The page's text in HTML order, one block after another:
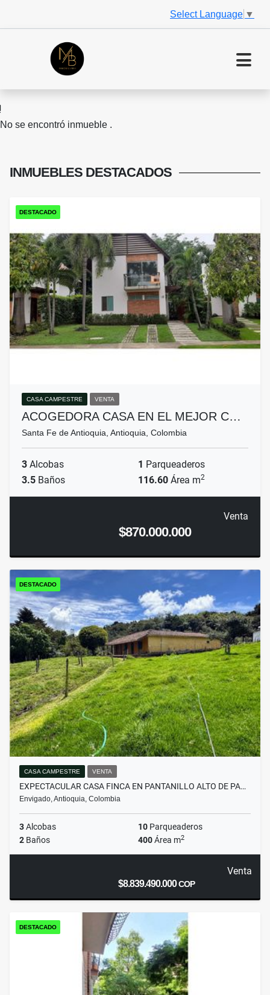
Select Language ▼
No se encontró inmueble .
INMUEBLES DESTACADOS
DESTACADO
CASA CAMPESTRE VENTA
ACOGEDORA CASA EN EL MEJOR C…
Santa Fe de Antioquia, Antioquia, Colombia
3 Alcobas 1 Parqueaderos
3.5 Baños 116.60 Área m2
Venta
$870.000.000
DESTACADO
CASA CAMPESTRE VENTA
EXPECTACULAR CASA FINCA EN PANTANILLO ALTO DE PA…
Envigado, Antioquia, Colombia
3Alcobas 10 Parqueaderos
2 Baños 400Área m2
Venta
$8.839.490.000COP
DESTACADO